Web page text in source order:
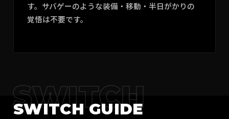
す。サバゲーのような装備・移動・半日がかりの
覚悟は不要です。
SWITCH
SWITCH GUIDE